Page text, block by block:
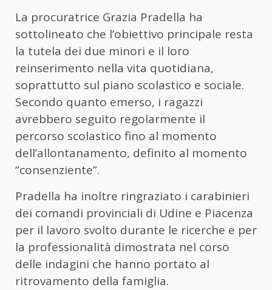
La procuratrice Grazia Pradella ha
sottolineato che l’obiettivo principale resta
la tutela dei due minori e il loro
reinserimento nella vita quotidiana,
soprattutto sul piano scolastico e sociale.
Secondo quanto emerso, i ragazzi
avrebbero seguito regolarmente il
percorso scolastico fino al momento
dell’allontanamento, definito al momento
“consenziente”.
Pradella ha inoltre ringraziato i carabinieri
dei comandi provinciali di Udine e Piacenza
per il lavoro svolto durante le ricerche e per
la professionalità dimostrata nel corso
delle indagini che hanno portato al
ritrovamento della famiglia.